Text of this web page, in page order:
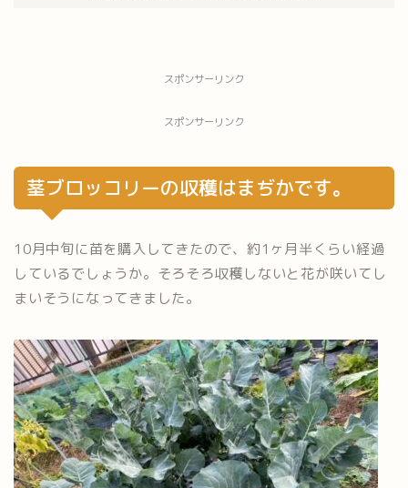
スポンサーリンク
スポンサーリンク
茎ブロッコリーの収穫はまぢかです。
10月中旬に苗を購入してきたので、約1ヶ月半くらい経過
しているでしょうか。そろそろ収穫しないと花が咲いてし
まいそうになってきました。